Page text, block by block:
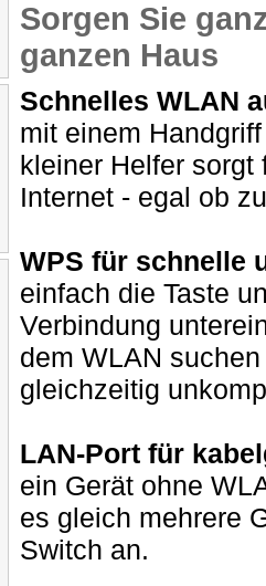
Sorgen Sie
ganzen Haus
Schnelles WLAN
mit einem
kleiner Helfer sorgt
Internet - egal ob
WPS für schnelle
einfach die Taste
Verbindung
dem WLAN
gleichzeitig
LAN-Port für
ein Gerät ohne
es gleich mehrere
Switch an.